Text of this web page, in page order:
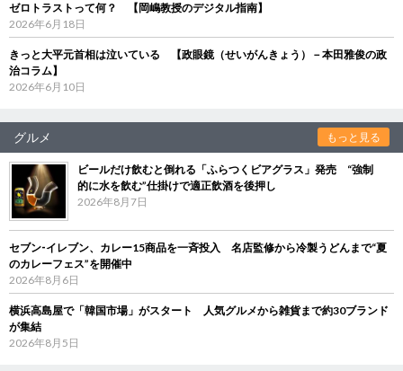
ゼロトラストって何？ 【岡嶋教授のデジタル指南】
2026年6月18日
きっと大平元首相は泣いている 【政眼鏡（せいがんきょう）－本田雅俊の政
治コラム】
2026年6月10日
グルメ もっと見る
ビールだけ飲むと倒れる「ふらつくビアグラス」発売 “強制
的に水を飲む”仕掛けで適正飲酒を後押し
2026年8月7日
セブン‐イレブン、カレー15商品を一斉投入 名店監修から冷製うどんまで“夏
のカレーフェス”を開催中
2026年8月6日
横浜高島屋で「韓国市場」がスタート 人気グルメから雑貨まで約30ブランド
が集結
2026年8月5日